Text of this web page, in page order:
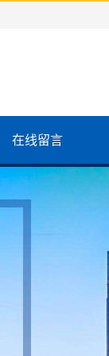
在线留言